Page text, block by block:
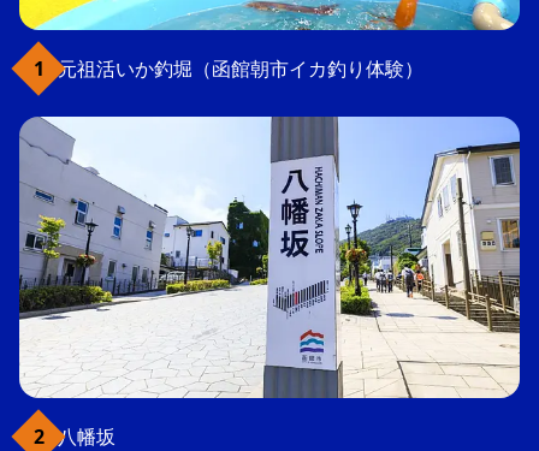
元祖活いか釣堀（函館朝市イカ釣り体験）
八幡坂